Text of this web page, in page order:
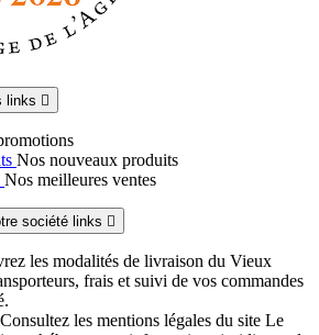
links 
Nos nouveaux produits
Nos meilleures ventes
société links 
les modalités de livraison du Vieux
frais et suivi de vos commandes
Consultez les mentions légales du site Le